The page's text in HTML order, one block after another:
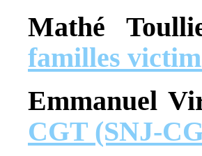
Mathé
familles
Emmanuel
CGT (SNJ-